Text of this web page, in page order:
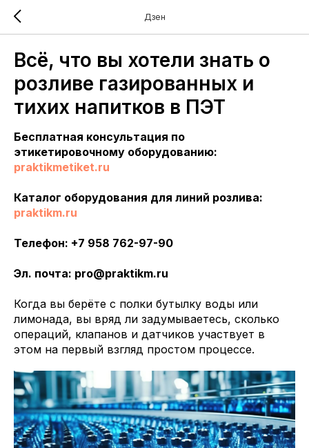
Дзен
Всё, что вы хотели знать о
розливе газированных и
тихих напитков в ПЭТ
Бесплатная консультация по
этикетировочному оборудованию:
praktikmetiket.ru
Каталог оборудования для линий розлива:
praktikm.ru
Телефон: +7 958 762-97-90
Эл. почта: pro@praktikm.ru
Когда вы берёте с полки бутылку воды или
лимонада, вы вряд ли задумываетесь, сколько
операций, клапанов и датчиков участвует в
этом на первый взгляд простом процессе.